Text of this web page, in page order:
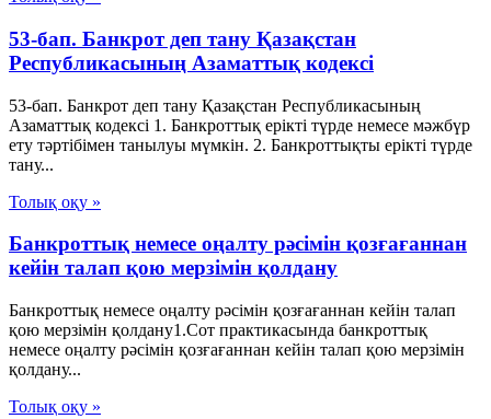
53-бап. Банкрот деп тану Қазақстан
Республикасының Азаматтық кодексi
53-бап. Банкрот деп тану Қазақстан Республикасының
Азаматтық кодексi 1. Банкроттық ерiктi түрде немесе мәжбүр
ету тәртiбiмен танылуы мүмкiн. 2. Банкроттықты ерiктi түрде
тану...
Толық оқу »
Банкроттық немесе оңалту рәсімін қозғағаннан
кейін талап қою мерзімін қолдану
Банкроттық немесе оңалту рәсімін қозғағаннан кейін талап
қою мерзімін қолдану1.Сот практикасында банкроттық
немесе оңалту рәсімін қозғағаннан кейін талап қою мерзімін
қолдану...
Толық оқу »